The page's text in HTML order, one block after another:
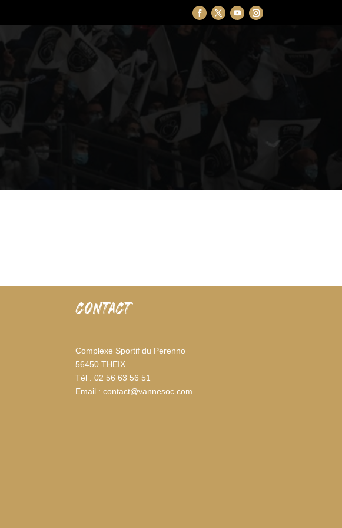
CONTACT
Complexe Sportif du Perenno
56450 THEIX
Tèl : 02 56 63 56 51
Email : contact@vannesoc.com